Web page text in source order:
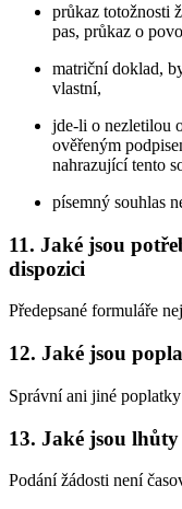
průkaz totožnosti
pas, průkaz o
matriční doklad,
vlastní,
jde-li o nezletilou
ověřeným
nahrazující tento
písemný souhlas
11. Jaké jsou
dispozici
Předepsané formuláře
12. Jaké jsou
Správní ani jiné
13. Jaké jsou
Podání žádosti není